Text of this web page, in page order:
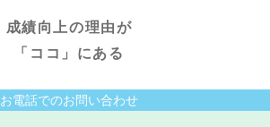
成績向上の理由が
「ココ」にある
お電話でのお問い合わせ